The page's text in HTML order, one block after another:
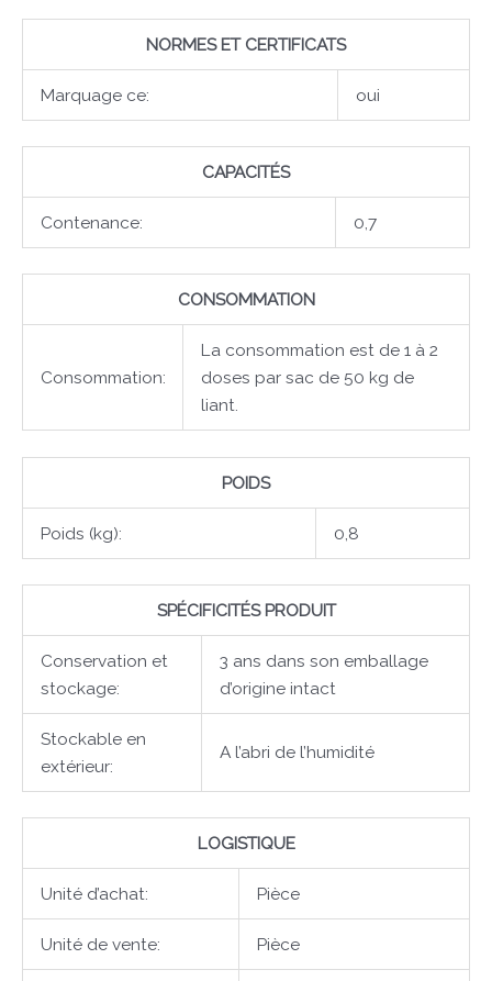
NORMES ET CERTIFICATS
Marquage ce: oui
CAPACITÉS
Contenance: 0,7
CONSOMMATION
Consommation:
La consommation est de 1 à 2
doses par sac de 50 kg de
liant.
POIDS
Poids (kg): 0,8
SPÉCIFICITÉS PRODUIT
Conservation et
stockage:
3 ans dans son emballage
d’origine intact
Stockable en
extérieur:
A l’abri de l’humidité
LOGISTIQUE
Unité d’achat: Pièce
Unité de vente: Pièce